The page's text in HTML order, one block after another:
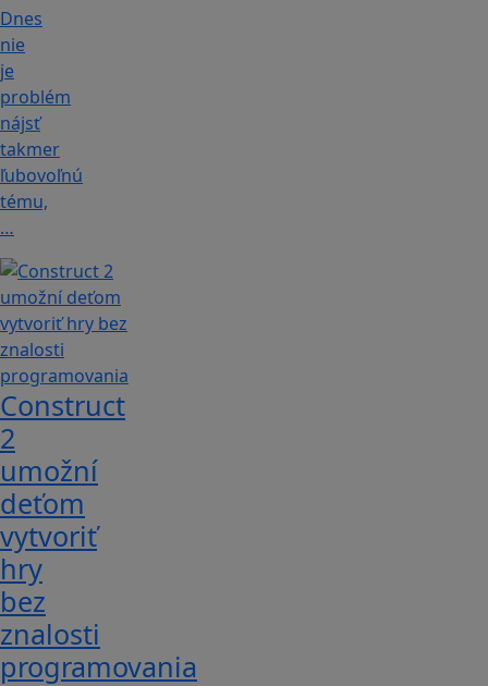
Dnes
nie
je
problém
nájsť
takmer
ľubovoľnú
tému,
…
Construct
2
umožní
deťom
vytvoriť
hry
bez
znalosti
programovania